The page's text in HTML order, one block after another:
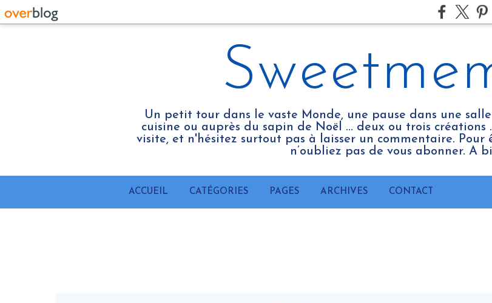
Un petit tour dans le vaste Monde, une pause dans une
cuisine ou auprès du sapin de Noël ... deux ou trois
visite, et n'hésitez surtout pas à laisser un commentaire. Pour
n’oubliez pas de vous abonner. A
ACCUEIL CATÉGORIES PAGES ARCHIVES CONTACT